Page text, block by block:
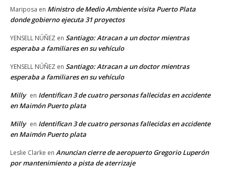
Mariposa en Ministro de Medio Ambiente visita Puerto Plata
donde gobierno ejecuta 31 proyectos
YENSELL NÚÑEZ en Santiago: Atracan a un doctor mientras
esperaba a familiares en su vehículo
YENSELL NÚÑEZ en Santiago: Atracan a un doctor mientras
esperaba a familiares en su vehículo
Milly en Identifican 3 de cuatro personas fallecidas en accidente
en Maimón Puerto plata
Milly en Identifican 3 de cuatro personas fallecidas en accidente
en Maimón Puerto plata
Leslie Clarke en Anuncian cierre de aeropuerto Gregorio Luperón
por mantenimiento a pista de aterrizaje